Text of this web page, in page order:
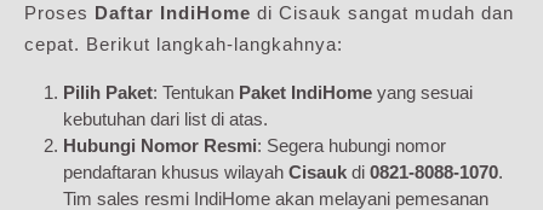
Proses Daftar IndiHome di Cisauk sangat mudah dan
cepat. Berikut langkah-langkahnya:
Pilih Paket: Tentukan Paket IndiHome yang sesuai
kebutuhan dari list di atas.
Hubungi Nomor Resmi: Segera hubungi nomor
pendaftaran khusus wilayah Cisauk di 0821-8088-1070.
Tim sales resmi IndiHome akan melayani pemesanan